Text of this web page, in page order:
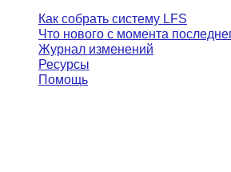
Как собрать систему LFS
Что нового с момента
Журнал изменений
Ресурсы
Помощь